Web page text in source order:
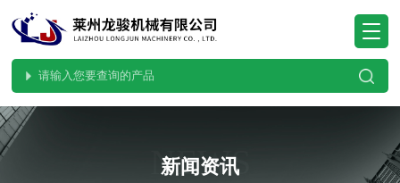
NEWS
新闻资讯